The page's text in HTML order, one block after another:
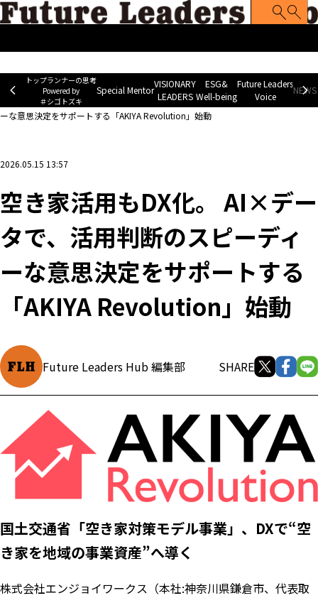
トップランナーの思考
Powered by
＃シゴトズキ
Special Mentor
VISIONARY
LEADERS
ESG&
Well-being
Future Leaders
Voice
企業ニュース
空き家活用もDX化。 AI×データで、活用判断のスピーディ
ーな意思決定をサポートする「AKIYA Revolution」始動
2026.05.15 13:57
空き家活用もDX化。 AI×デー
タで、活用判断のスピーディ
ーな意思決定をサポートする
「AKIYA Revolution」始動
Future Leaders Hub 編集部 SHARE
国土交通省「空き家対策モデル事業」、DXで“空
き家を地域の事業資産”へ導く
株式会社エンジョイワークス（本社:神奈川県鎌倉市、代表取